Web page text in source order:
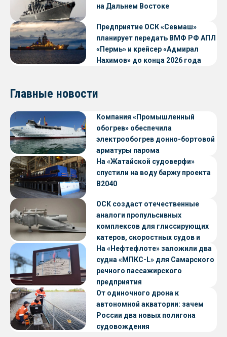
на Дальнем Востоке
Предприятие ОСК «Севмаш»
планирует передать ВМФ РФ АПЛ
«Пермь» и крейсер «Адмирал
Нахимов» до конца 2026 года
Главные новости
Компания «Промышленный
обогрев» обеспечила
электрообогрев донно-бортовой
арматуры парома
«Петропавловск» проекта CNF22
На «Жатайской судоверфи»
спустили на воду баржу проекта
В2040
ОСК создаст отечественные
аналоги пропульсивных
комплексов для глиссирующих
катеров, скоростных судов и
судов с малой осадкой
На «Нефтефлоте» заложили два
судна «МПКС-L» для Самарского
речного пассажирского
предприятия
От одиночного дрона к
автономной акватории: зачем
России два новых полигона
судовождения